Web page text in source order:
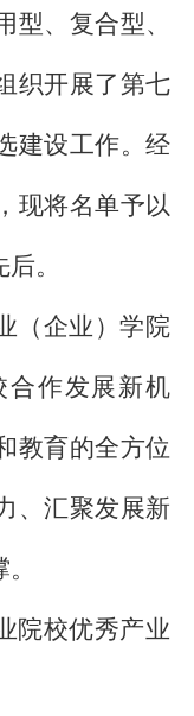
型、复合型、
织开展了第七
建设工作。经
现将名单予以
。
（企业）学院
合作发展新机
教育的全方位
、汇聚发展新
院校优秀产业